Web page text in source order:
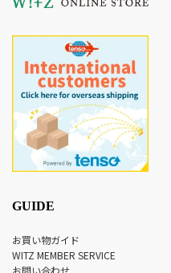
GUIDE
お買い物ガイド
WITZ MEMBER SERVICE
お問い合わせ